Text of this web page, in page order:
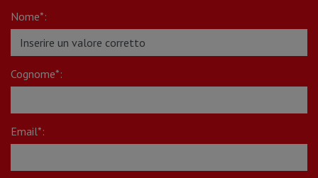
Nome*:
Cognome*:
Email*: